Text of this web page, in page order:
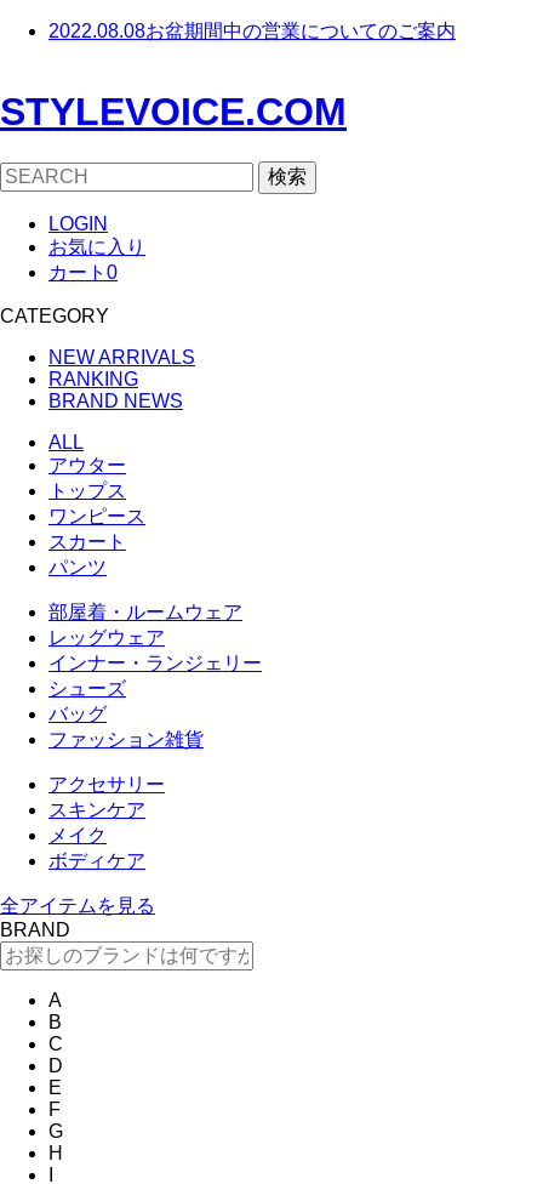
2022.08.08お盆期間中の営業についてのご案内
STYLEVOICE.COM
検索
LOGIN
お気に入り
カート 0
CATEGORY
NEW ARRIVALS
RANKING
BRAND NEWS
ALL
アウター
トップス
ワンピース
スカート
パンツ
部屋着・ルームウェア
レッグウェア
インナー・ランジェリー
シューズ
バッグ
ファッション雑貨
アクセサリー
スキンケア
メイク
ボディケア
全アイテムを見る
BRAND
A
B
C
D
E
F
G
H